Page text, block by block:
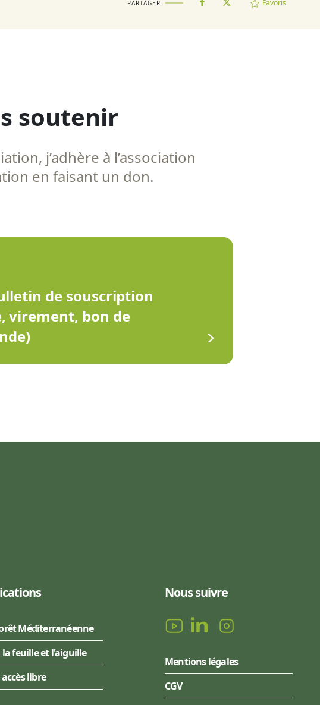
PARTAGER Favoris
soutenir
j’adhère à l’association
en faisant un don.
de souscription
virement, bon de
Méditerranéenne
feuille et l'aiguille
libre
Nous suivre
Mentions légales
CGV